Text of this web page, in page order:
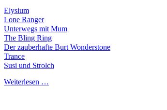
Elysium
Lone Ranger
Unterwegs mit Mum
The Bling Ring
Der zauberhafte Burt Wonderstone
Trance
Susi und Strolch
Weiterlesen …